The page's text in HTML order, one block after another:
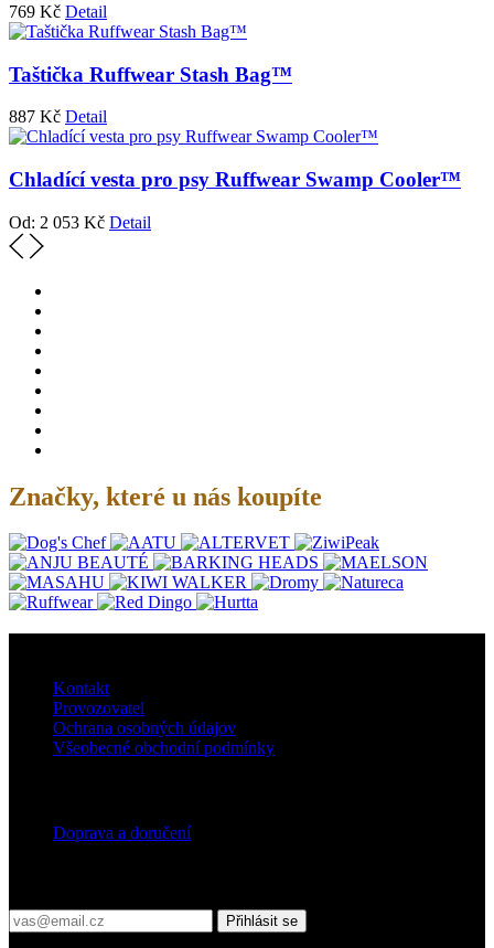
769 Kč Detail
Taštička Ruffwear Stash Bag™
887 Kč Detail
Chladící vesta pro psy Ruffwear Swamp Cooler™
Od: 2 053 Kč Detail
Značky, které u nás koupíte
Kontakt
Provozovatel
Ochrana osobných údajov
Všeobecné obchodní podmínky
Doprava a doručení
Přihlásit se